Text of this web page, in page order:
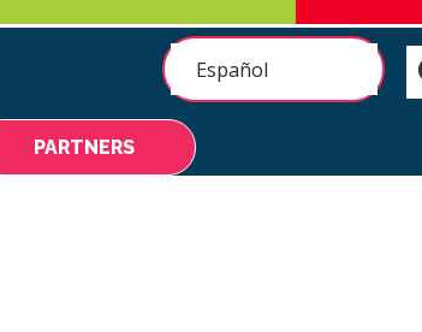
Español
PARTNERS